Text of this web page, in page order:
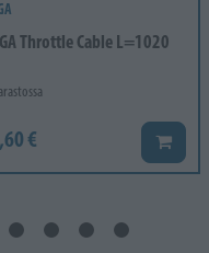
Throttle Cable L=1020
€ Lisää